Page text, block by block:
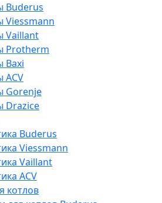
Buderus
Viessmann
Vaillant
Protherm
Baxi
ACV
Gorenje
Drazice
Buderus
Viessmann
Vaillant
ACV
котлов